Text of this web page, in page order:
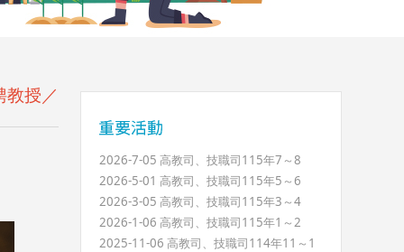
授／
2026-7-05 高教司、技職司115年7～8
2026-5-01 高教司、技職司115年5～6
2026-3-05 高教司、技職司115年3～4
2026-1-06 高教司、技職司115年1～2
2025-11-06 高教司、技職司114年11～1